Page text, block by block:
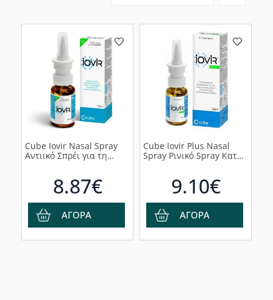
Cube Iovir Nasal Spray
Αντιικό Σπρέι για τη
8.87€
ΑΓΟΡΑ
Cube Iovir Plus Nasal
Spray Ρινικό Spray Κατά
9.10€
ΑΓΟΡΑ